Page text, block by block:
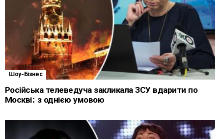
Шоу-Бізнес
Російська телеведуча закликала ЗСУ вдарити по
Москві: з однією умовою